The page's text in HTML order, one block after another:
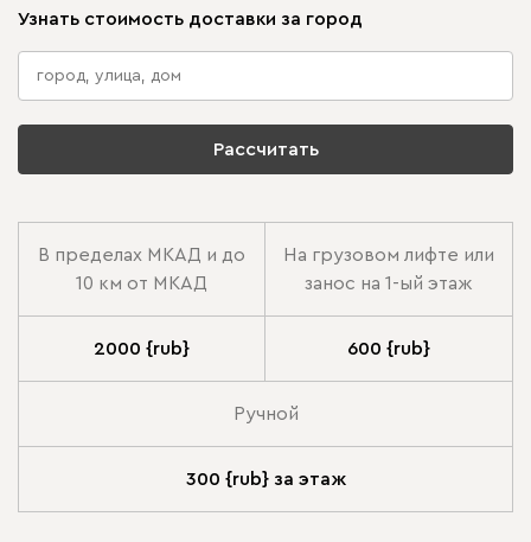
Узнать стоимость доставки за город
Рассчитать
В пределах МКАД и до
10 км от МКАД
На грузовом лифте или
занос на 1-ый этаж
2000 {rub} 600 {rub}
Ручной
300 {rub} за этаж